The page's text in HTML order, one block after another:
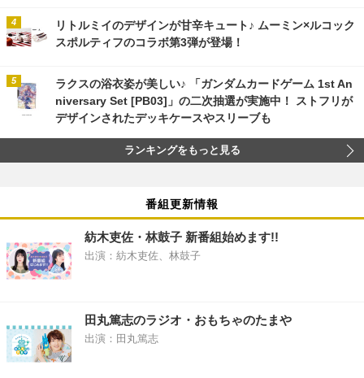
リトルミイのデザインが甘辛キュート♪ ムーミン×ルコック
スポルティフのコラボ第3弾が登場！
ラクスの浴衣姿が美しい♪ 「ガンダムカードゲーム 1st An
niversary Set [PB03]」の二次抽選が実施中！ ストフリが
デザインされたデッキケースやスリーブも
ランキングをもっと見る
番組更新情報
紡木吏佐・林鼓子 新番組始めます!!
出演：紡木吏佐、林鼓子
田丸篤志のラジオ・おもちゃのたまや
出演：田丸篤志